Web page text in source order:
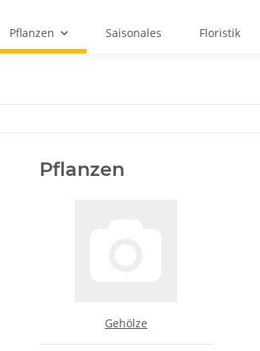
Pflanzen Saisonales Floristik
Pflanzen
Gehölze